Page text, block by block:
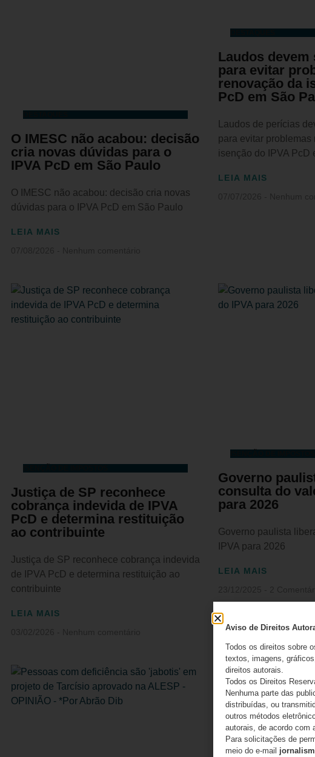
O IMESC não acabou: decisão
cria novas dúvidas para o
IPVA PcD em São Paulo
O IMESC não acabou: decisão cria novas
dúvidas para o IPVA PcD em São Paulo
LEIA MAIS
Laudos
para evitar
renovação da
PcD em São
Laudos de perícias
para evitar problemas
isenção do IPVA PcD
LEIA MAIS
Justiça de SP reconhece
cobrança indevida de IPVA
PcD e determina restituição
ao contribuinte
Justiça de SP reconhece cobrança indevida
de IPVA PcD e determina restituição ao
contribuinte
LEIA MAIS
Governo
consulta do
para 2026
Governo paulista
IPVA para 2026
LEIA MAIS
Aviso de Direitos
Todos os direitos sobre
textos, imagens,
direitos autorais.
Todos os Direitos
Nenhuma parte das
distribuídas, ou
outros métodos
autorais, de acordo com
Para solicitações de
meio do e-mail